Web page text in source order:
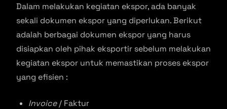
Dalam melakukan kegiatan ekspor, ada banyak
sekali dokumen ekspor yang diperlukan. Berikut
adalah berbagai dokumen ekspor yang harus
disiapkan oleh pihak eksportir sebelum melakukan
kegiatan ekspor untuk memastikan proses ekspor
yang efisien :
Invoice/ Faktur